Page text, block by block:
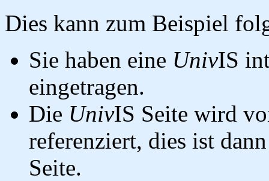
Dies kann zum Beispiel
Sie haben eine UnivIS
eingetragen.
Die UnivIS Seite wird
referenziert, dies ist
Seite.